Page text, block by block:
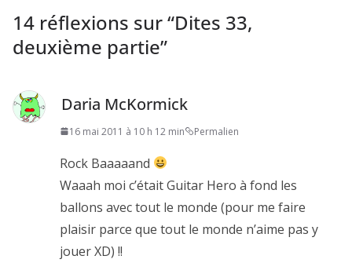
14 réflexions sur “Dites 33,
deuxième partie”
Daria McKormick
16 mai 2011 à 10 h 12 min Permalien
Rock Baaaaand
Waaah moi c’était Guitar Hero à fond les
ballons avec tout le monde (pour me faire
plaisir parce que tout le monde n’aime pas y
jouer XD) !!